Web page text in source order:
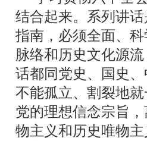
结合起来。系列讲
指南，必须全面、
脉络和历史文化源
话都同党史、国史
不能孤立、割裂地
党的理想信念宗旨
物主义和历史唯物